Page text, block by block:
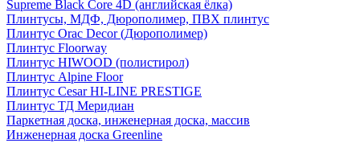
Supreme Black Core 4D (английская ёлка)
Плинтусы, МДФ, Дюрополимер, ПВХ плинтус
Плинтус Orac Decor (Дюрополимер)
Плинтус Floorway
Плинтус HIWOOD (полистирол)
Плинтус Alpine Floor
Плинтус Cesar HI-LINE PRESTIGE
Плинтус ТД Меридиан
Паркетная доска, инженерная доска, массив
Инженерная доска Greenline